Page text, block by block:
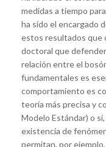
medidas a tiempo
ha sido el encargado
estos resultados que
doctoral que
relación entre el
fundamentales es
comportamiento es
teoría más precisa y
Modelo Estándar) o
existencia de
permitan, por